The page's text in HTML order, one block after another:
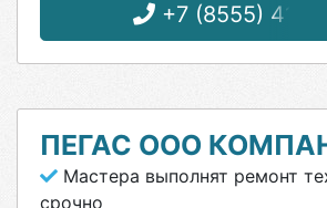
+7 (8555) 41-
ПЕГАС ООО
Мастера выполнят ремонт
срочно